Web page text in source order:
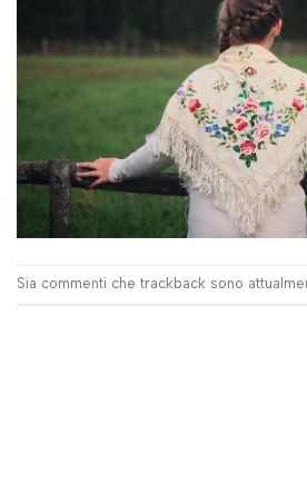
Sia commenti che trackback sono